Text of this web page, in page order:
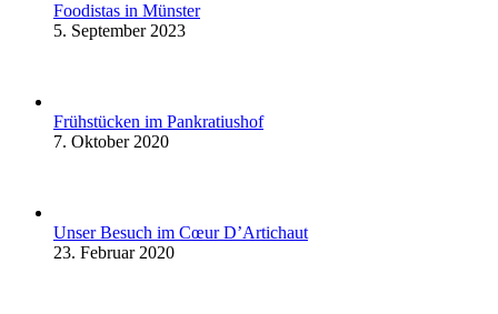
Foodistas in Münster
5. September 2023
Frühstücken im Pankratiushof
7. Oktober 2020
Unser Besuch im Cœur D’Artichaut
23. Februar 2020